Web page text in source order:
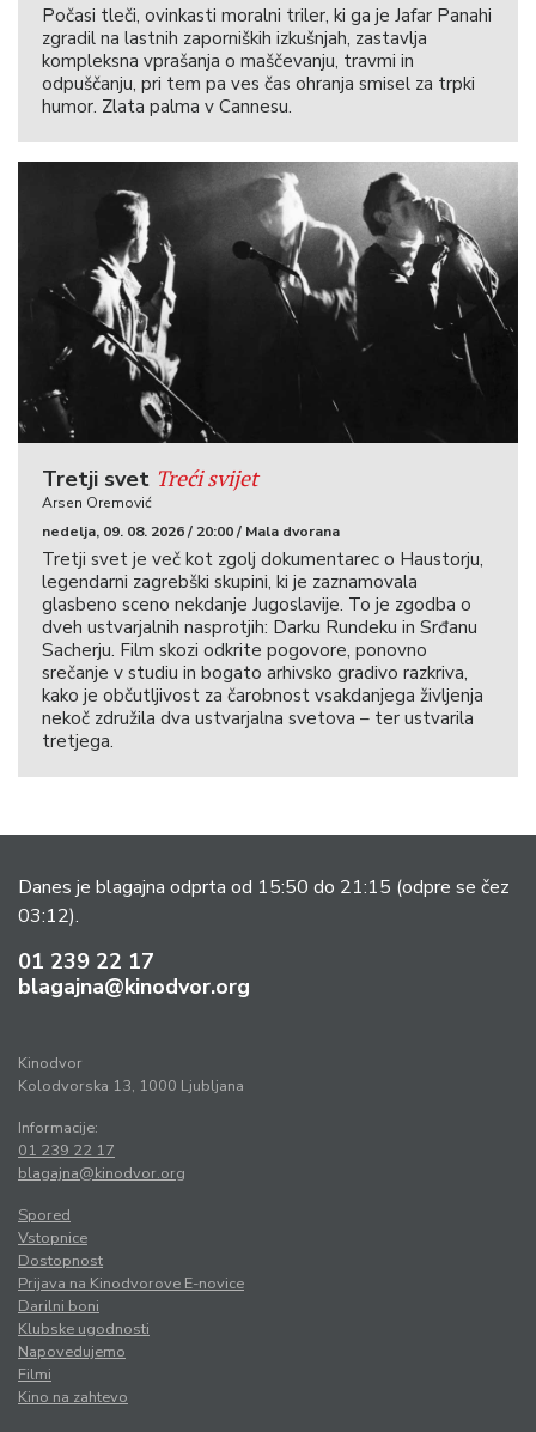
Počasi tleči, ovinkasti moralni triler, ki ga je Jafar Panahi
zgradil na lastnih zaporniških izkušnjah, zastavlja
kompleksna vprašanja o maščevanju, travmi in
odpuščanju, pri tem pa ves čas ohranja smisel za trpki
humor. Zlata palma v Cannesu.
Tretji svet Treći svijet
Arsen Oremović
nedelja, 09. 08. 2026 / 20:00 / Mala dvorana
Tretji svet je več kot zgolj dokumentarec o Haustorju,
legendarni zagrebški skupini, ki je zaznamovala
glasbeno sceno nekdanje Jugoslavije. To je zgodba o
dveh ustvarjalnih nasprotjih: Darku Rundeku in Srđanu
Sacherju. Film skozi odkrite pogovore, ponovno
srečanje v studiu in bogato arhivsko gradivo razkriva,
kako je občutljivost za čarobnost vsakdanjega življenja
nekoč združila dva ustvarjalna svetova – ter ustvarila
tretjega.
Danes je blagajna odprta od 15:50 do 21:15 (odpre se čez
03:12).
01 239 22 17
blagajna@kinodvor.org
Kinodvor
Kolodvorska 13, 1000 Ljubljana
Informacije:
01 239 22 17
blagajna@kinodvor.org
Spored
Vstopnice
Dostopnost
Prijava na Kinodvorove E-novice
Darilni boni
Klubske ugodnosti
Napovedujemo
Filmi
Kino na zahtevo